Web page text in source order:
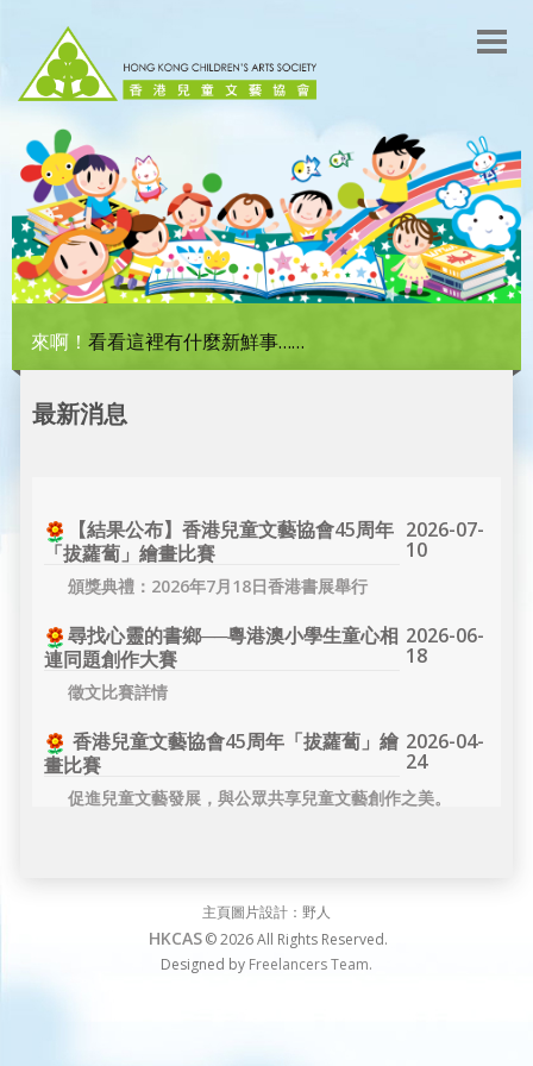
來啊！ 看看這裡有什麼新鮮事……
最新消息
【結果公布】香港兒童文藝協會45周年
「拔蘿蔔」繪畫比賽
2026-07-
10
頒獎典禮：2026年7月18日香港書展舉行
尋找心靈的書鄉──粵港澳小學生童心相
連同題創作大賽
2026-06-
18
徵文比賽詳情
香港兒童文藝協會45周年「拔蘿蔔」繪
畫比賽
2026-04-
24
促進兒童文藝發展，與公眾共享兒童文藝創作之美。
主頁圖片設計：野人
HKCAS © 2026All Rights Reserved.
Designed by Freelancers Team.